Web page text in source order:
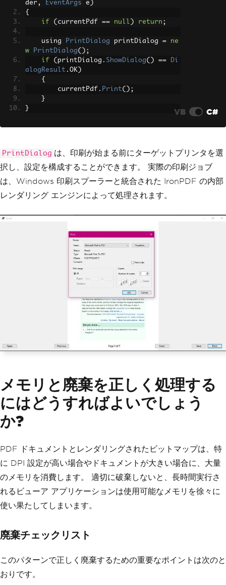
der , EventArgs e )
{
if
( currentPdf == null ) return ;
    using
PrintDialog printDialog =
ne
w
PrintDialog();
if
( printDialog . ShowDialog() ==
Di
alogResult . OK )
{
        currentPdf
. Print();
}
}
VB C#
PrintDialog は、印刷が始まる前にターゲットプリンタを選
択し、設定を構成することができます。 実際の印刷ジョブ
は、Windows 印刷スプーラーと統合された IronPDF の内部
レンダリング エンジンによって処理されます。
メモリと廃棄を正しく処理する
にはどうすればよいでしょう
か?
PDF ドキュメントとレンダリングされたビットマップは、特
に DPI 設定が高い場合やドキュメントが大きい場合に、大量
のメモリを消費します。 適切に破棄しないと、長時間実行さ
れるビューア アプリケーションは使用可能なメモリを徐々に
使い果たしてしまいます。
廃棄チェックリスト
このパターンで正しく廃棄するための重要なポイントは次のと
おりです。